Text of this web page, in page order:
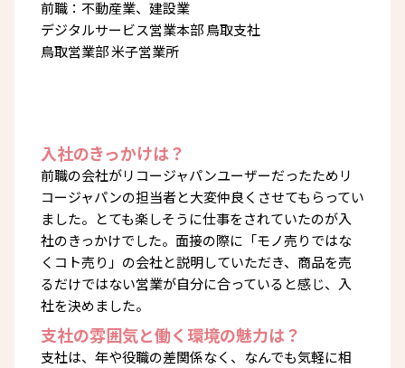
前職：不動産業、建設業
デジタルサービス営業本部 鳥取支社
鳥取営業部 米子営業所
入社のきっかけは？
前職の会社がリコージャパンユーザーだったためリ
コージャパンの担当者と大変仲良くさせてもらってい
ました。とても楽しそうに仕事をされていたのが入
社のきっかけでした。面接の際に「モノ売りではな
くコト売り」の会社と説明していただき、商品を売
るだけではない営業が自分に合っていると感じ、入
社を決めました。
支社の雰囲気と働く環境の魅力は？
支社は、年や役職の差関係なく、なんでも気軽に相